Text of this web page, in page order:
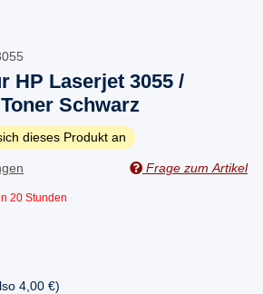
HP Laserjet 3055 /
Schwarz
dieses Produkt an
Frage zum Artikel
20 Stunden
4,00 €)